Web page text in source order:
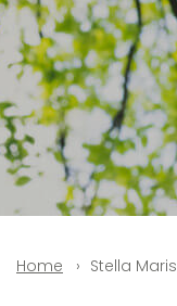
Home Stella